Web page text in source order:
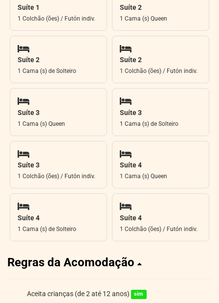
Suíte 1
1 Colchão (ões) / Futón indiv.
Suíte 2
1 Cama (s) Queen
Suíte 2
1 Cama (s) de Solteiro
Suíte 2
1 Colchão (ões) / Futón indiv.
Suíte 3
1 Cama (s) Queen
Suíte 3
1 Cama (s) de Solteiro
Suíte 3
1 Colchão (ões) / Futón indiv.
Suíte 4
1 Cama (s) Queen
Suíte 4
1 Cama (s) de Solteiro
Suíte 4
1 Colchão (ões) / Futón indiv.
Regras da Acomodação
Aceita crianças (de 2 até 12 anos) sim